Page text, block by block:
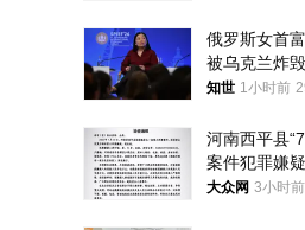
俄罗斯女首
被乌克兰炸毁
知世 1小时前
河南西平县
案件犯罪嫌
获
大众网 3小时前